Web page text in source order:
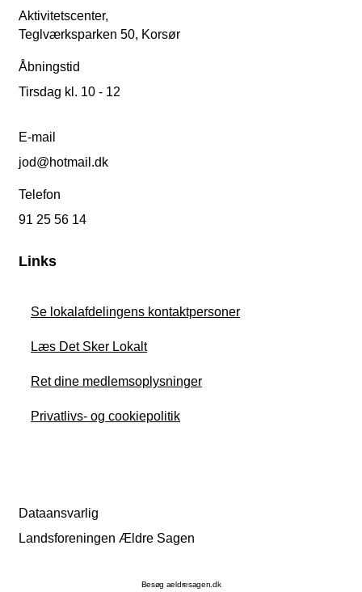
Aktivitetscenter,
Teglværksparken 50, Korsør
Åbningstid
Tirsdag kl. 10 - 12
E-mail
jod@hotmail.dk
Telefon
91 25 56 14
Links
Se lokalafdelingens kontaktpersoner
Læs Det Sker Lokalt
Ret dine medlemsoplysninger
Privatlivs- og cookiepolitik
Dataansvarlig
Landsforeningen Ældre Sagen
Besøg aeldresagen.dk